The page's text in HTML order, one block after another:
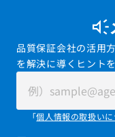
品質保証会社の活用
を解決に導くヒント
「個人情報の取扱いに